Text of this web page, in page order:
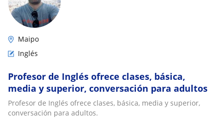
Maipo
Inglés
Profesor de Inglés ofrece clases, básica,
media y superior, conversación para adultos
Profesor de Inglés ofrece clases, básica, media y superior,
conversación para adultos.